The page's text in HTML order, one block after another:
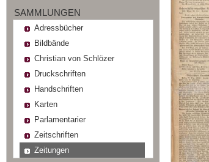
SAMMLUNGEN
Adressbücher
Bildbände
Christian von Schlözer
Druckschriften
Handschriften
Karten
Parlamentarier
Zeitschriften
Zeitungen